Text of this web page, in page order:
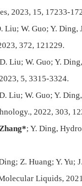
, 2023, 15, 17233-
Liu; W. Guo; Y. Ding,
372, 121229.
Liu; W. Guo; Y. Ding,
5, 3315-3324.
Liu; W. Guo; Y. Ding,
, 2022, 303,
; Y. Ding,
Z. Huang; Y. Yu;
Liquids,